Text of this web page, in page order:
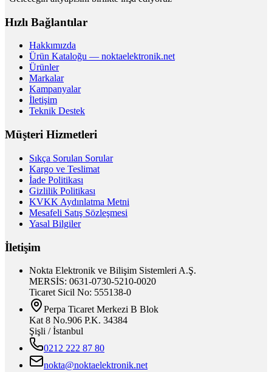
Hızlı Bağlantılar
Hakkımızda
Ürün Kataloğu — noktaelektronik.net
Ürünler
Markalar
Kampanyalar
İletişim
Teknik Destek
Müşteri Hizmetleri
Sıkça Sorulan Sorular
Kargo ve Teslimat
İade Politikası
Gizlilik Politikası
KVKK Aydınlatma Metni
Mesafeli Satış Sözleşmesi
Yasal Bilgiler
İletişim
Nokta Elektronik ve Bilişim Sistemleri A.Ş.
MERSİS: 0631-0730-5210-0020
Ticaret Sicil No: 555138-0
Perpa Ticaret Merkezi B Blok
Kat 8 No.906 P.K. 34384
Şişli / İstanbul
0212 222 87 80
nokta@noktaelektronik.net